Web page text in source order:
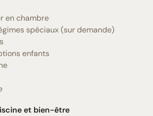
en chambre
spéciaux (sur demande)
enfants
et bien-être